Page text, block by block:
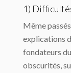
1)
Même
explications
fondateurs
obscurités,